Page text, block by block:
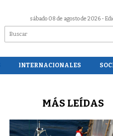
sábado 08 de agosto de 2026 -
INTERNACIONALES
MÁS LEÍDAS